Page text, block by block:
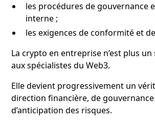
les procédures de gouvernance
interne ;
les exigences de conformité et
La crypto en entreprise n’est plus
aux spécialistes du Web3.
Elle devient progressivement un
direction financière, de
d’anticipation des risques.